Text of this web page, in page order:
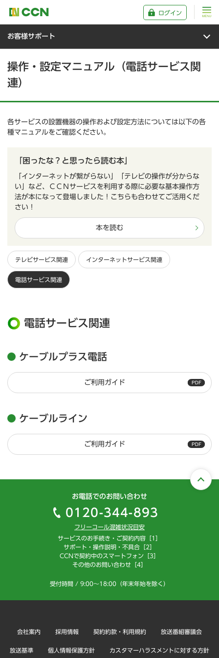
ログイン
お客様サポート
操作・設定マニュアル（電話サービス関
連）
各サービスの設置機器の操作および設定方法については以下の各
種マニュアルをご確認ください。
「困ったな？と思ったら読む本」
「インターネットが繋がらない」「テレビの操作が分からな
い」など、ＣＣＮサービスを利用する際に必要な基本操作方
法が本になって登場しました！こちらも合わせてご活用くだ
さい！
本を読む
テレビサービス関連 インターネットサービス関連
電話サービス関連
電話サービス関連
ケーブルプラス電話
ご利用ガイド
ケーブルライン
ご利用ガイド
お電話でのお問い合わせ
0120-344-893
フリーコール混雑状況目安
サービスのお手続き・ご契約内容［1］
サポート・操作説明・不具合［2］
CCNで契約中のスマートフォン［3］
その他のお問い合わせ［4］
受付時間 / 9:00～18:00（年末年始を除く）
会社案内 採用情報 契約約款・利用規約 放送番組審議会
放送基準 個人情報保護方針 カスタマーハラスメントに対する方針